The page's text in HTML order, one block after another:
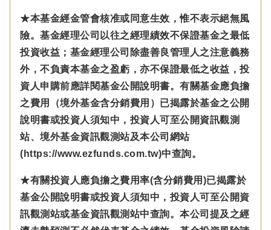
★本基金經金管會核准或同意生效，惟不表示絕無風
險。基金經理公司以往之經理績效不保證基金之最低
投資收益；基金經理公司除盡善良管理人之注意義務
外，不負責本基金之盈虧，亦不保證最低之收益，投
資人申購前應詳閱基金公開說明書。有關基金應負擔
之費用（境外基金含分銷費用）已揭露於基金之公開
說明書或投資人須知中，投資人可至公開資訊觀測
站、境外基金資訊觀測站及本公司網站
(https://www.ezfunds.com.tw)中查詢。
★有關投資人應負擔之費用率(含分銷費用)已揭露於
基金公開說明書或投資人須知中，投資人可至公開資
訊觀測站或基金資訊觀測站中查詢。本公司提及之經